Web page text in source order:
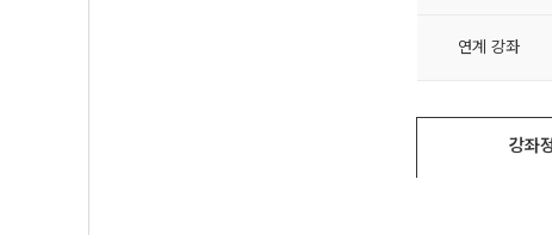
연계 강좌
강좌